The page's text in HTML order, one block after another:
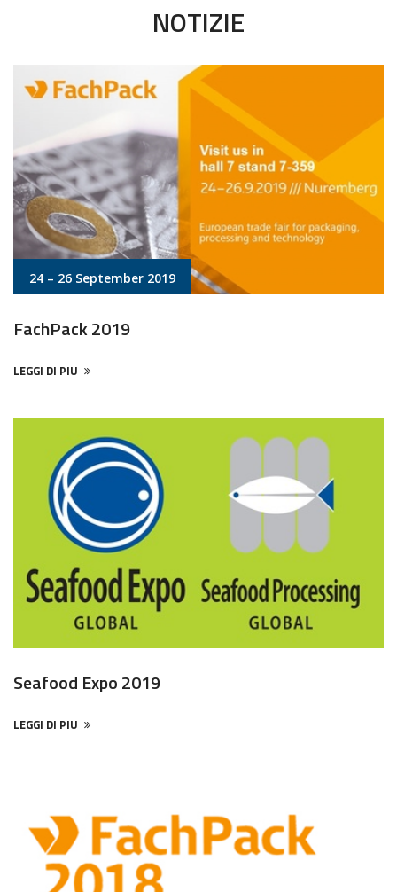
NOTIZIE
24 – 26 September 2019
FachPack 2019
LEGGI DI PIU
Seafood Expo 2019
LEGGI DI PIU